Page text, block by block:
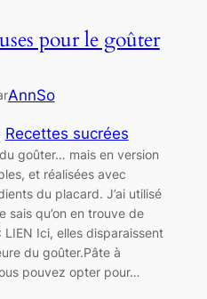
pour le goûter
AnnSo
Recettes sucrées
goûter… mais en version
et réalisées avec
du placard. J’ai utilisé
sais qu’on en trouve de
Ici, elles disparaissent
du goûter.Pâte à
pouvez opter pour…